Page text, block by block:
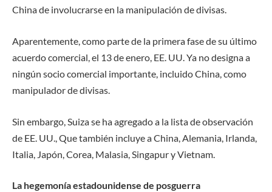
China de involucrarse en la manipulación de divisas.
Aparentemente, como parte de la primera fase de su último
acuerdo comercial, el 13 de enero, EE. UU. Ya no designa a
ningún socio comercial importante, incluido China, como
manipulador de divisas.
Sin embargo, Suiza se ha agregado a la lista de observación
de EE. UU., Que también incluye a China, Alemania, Irlanda,
Italia, Japón, Corea, Malasia, Singapur y Vietnam.
La hegemonía estadounidense de posguerra